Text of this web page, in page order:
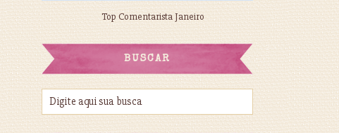
Top Comentarista Janeiro
BUSCAR